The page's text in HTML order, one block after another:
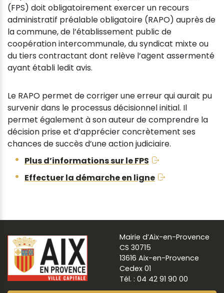
(FPS) doit obligatoirement exercer un recours
administratif préalable obligatoire (RAPO) auprès de
la commune, de l’établissement public de
coopération intercommunale, du syndicat mixte ou
du tiers contractant dont relève l’agent assermenté
ayant établi ledit avis.
Le RAPO permet de corriger une erreur qui aurait pu
survenir dans le processus décisionnel initial. Il
permet également à son auteur de comprendre la
décision prise et d’apprécier concrètement ses
chances de succès d’une action judiciaire.
Plus d’informations sur le FPS
Effectuer la démarche en ligne
Mairie d’Aix-en-Provence
CS 30715
13616 Aix-en-Provence
Cedex 01
Tél. : 04 42 91 90 00